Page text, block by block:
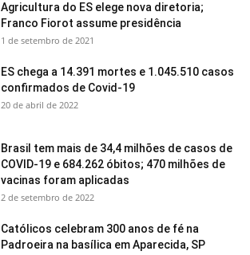
Agricultura do ES elege nova diretoria;
Franco Fiorot assume presidência
1 de setembro de 2021
ES chega a 14.391 mortes e 1.045.510 casos
confirmados de Covid-19
20 de abril de 2022
Brasil tem mais de 34,4 milhões de casos de
COVID-19 e 684.262 óbitos; 470 milhões de
vacinas foram aplicadas
2 de setembro de 2022
Católicos celebram 300 anos de fé na
Padroeira na basílica em Aparecida, SP